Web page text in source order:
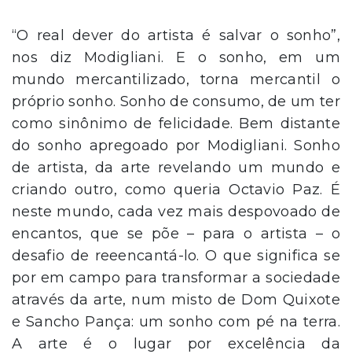
“O real dever do artista é salvar o sonho”,
nos diz Modigliani. E o sonho, em um
mundo mercantilizado, torna mercantil o
próprio sonho. Sonho de consumo, de um ter
como sinônimo de felicidade. Bem distante
do sonho apregoado por Modigliani. Sonho
de artista, da arte revelando um mundo e
criando outro, como queria Octavio Paz. É
neste mundo, cada vez mais despovoado de
encantos, que se põe – para o artista – o
desafio de reeencantá-lo. O que significa se
por em campo para transformar a sociedade
através da arte, num misto de Dom Quixote
e Sancho Pança: um sonho com pé na terra.
A arte é o lugar por excelência da